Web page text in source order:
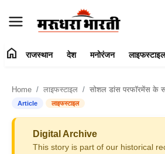
संपर्क करें
राजस्थान
home राजस्थान देश मनोरंजन लाइफस्टाइल
Home लाइफस्टाइल सोशल डांस परफॉरमेंस के साथ मॉडल्स ने
Article लाइफस्टाइल
Digital Archive
This story is part of our historical